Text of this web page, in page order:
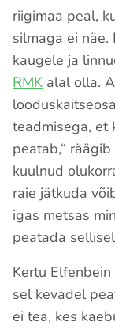
riigimaa peal,
silmaga ei
kaugele ja
RMK alal olla.
teadmisega, et
peatab,“
kuulnud
raie jätkuda
igas metsas
peatada
Kertu
sel kevadel
ei tea, kes